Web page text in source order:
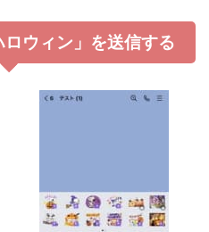
ロウィン」を送信する